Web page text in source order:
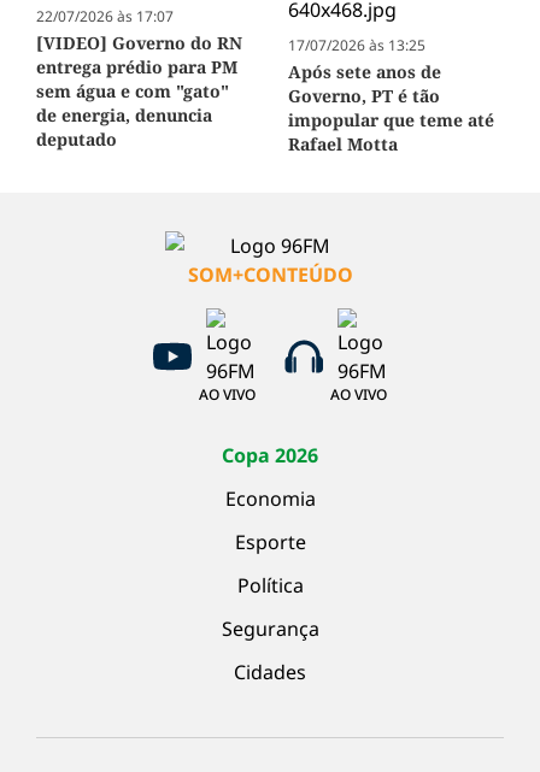
22/07/2026 às 17:07
[VIDEO] Governo do RN
entrega prédio para PM
sem água e com "gato"
de energia, denuncia
deputado
17/07/2026 às 13:25
Após sete anos de
Governo, PT é tão
impopular que teme até
Rafael Motta
SOM+CONTEÚDO
AO VIVO AO VIVO
Copa 2026
Economia
Esporte
Política
Segurança
Cidades